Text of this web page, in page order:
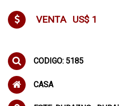
VENTA US$ 1
CODIGO: 5185
CASA